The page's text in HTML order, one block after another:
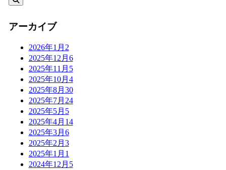
アーカイブ
2026年1月 2
2025年12月 6
2025年11月 5
2025年10月 4
2025年8月 30
2025年7月 24
2025年5月 5
2025年4月 14
2025年3月 6
2025年2月 3
2025年1月 1
2024年12月 5